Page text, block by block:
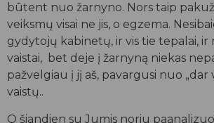
būtent nuo žarnyno. Nors taip
veiksmų visai ne jis, o egzema.
gydytojų kabinetų, ir vis tie tepalai, ir
vaistai, bet deje į žarnyną niekas
pažvelgiau į jį aš, pavargusi nuo „dar
vaistų..
O šiandien su Jumis noriu